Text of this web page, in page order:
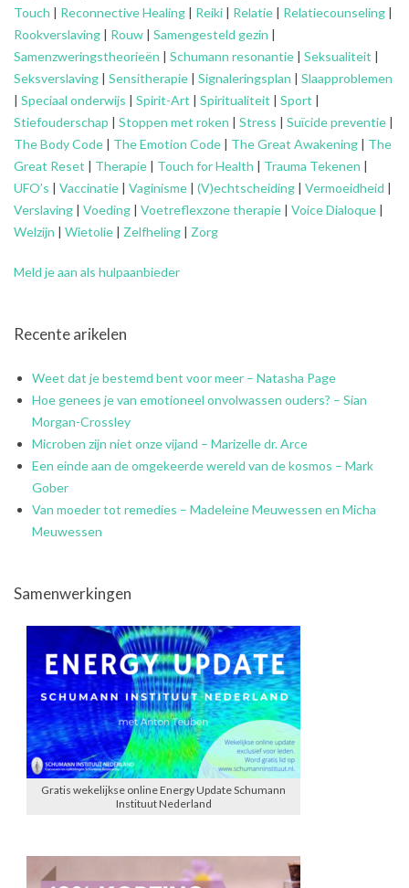
Touch | Reconnective Healing | Reiki | Relatie | Relatiecounseling |
Rookverslaving | Rouw | Samengesteld gezin |
Samenzweringstheorieën | Schumann resonantie | Seksualiteit |
Seksverslaving | Sensitherapie | Signaleringsplan | Slaapproblemen
| Speciaal onderwijs | Spirit-Art | Spiritualiteit | Sport |
Stiefouderschap | Stoppen met roken | Stress | Suïcide preventie |
The Body Code | The Emotion Code | The Great Awakening | The
Great Reset | Therapie | Touch for Health | Trauma Tekenen |
UFO’s | Vaccinatie | Vaginisme | (V)echtscheiding | Vermoeidheid |
Verslaving | Voeding | Voetreflexzone therapie | Voice Dialoque |
Welzijn | Wietolie | Zelfheling | Zorg
Meld je aan als hulpaanbieder
Recente arikelen
Weet dat je bestemd bent voor meer – Natasha Page
Hoe genees je van emotioneel onvolwassen ouders? – Sian
Morgan-Crossley
Microben zijn niet onze vijand – Marizelle dr. Arce
Een einde aan de omgekeerde wereld van de kosmos – Mark
Gober
Van moeder tot remedies – Madeleine Meuwessen en Micha
Meuwessen
Samenwerkingen
Gratis wekelijkse online Energy Update Schumann
Instituut Nederland